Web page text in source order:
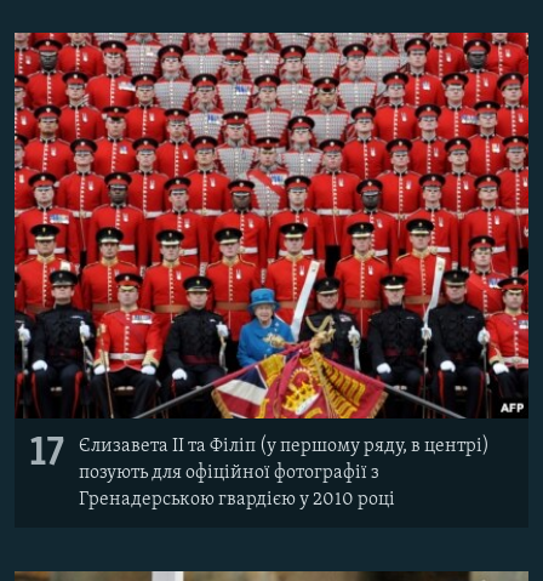
17
Єлизавета II та Філіп (у першому ряду, в центрі)
позують для офіційної фотографії з
Гренадерською гвардією у 2010 році